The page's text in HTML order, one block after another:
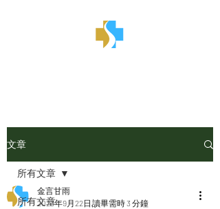
文章
所有文章
所有文章
金言甘雨
2023年9月22日 讀畢需時 3 分鐘